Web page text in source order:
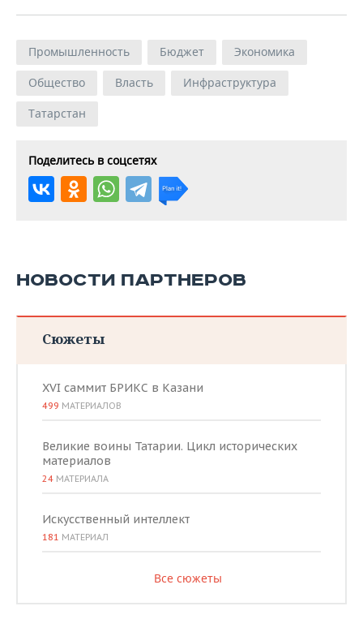
Промышленность Бюджет
Экономика
Общество
Власть
Инфраструктура
Татарстан
Поделитесь в соцсетях
НОВОСТИ ПАРТНЕРОВ
Сюжеты
XVI саммит БРИКС в Казани
499 МАТЕРИАЛОВ
Великие воины Татарии. Цикл исторических
материалов
24 МАТЕРИАЛА
Искусственный интеллект
181 МАТЕРИАЛ
Все сюжеты